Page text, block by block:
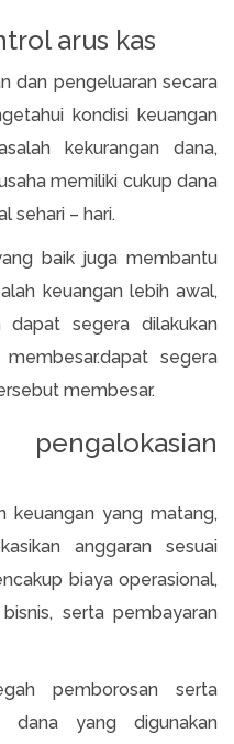
arus kas
dan pengeluaran secara
kondisi keuangan
kekurangan dana,
memiliki cukup dana
sehari – hari.
baik juga membantu
keuangan lebih awal,
dapat segera dilakukan
segera
membesar.
keuangan yang matang,
anggaran sesuai
biaya operasional,
serta pembayaran
pemborosan serta
dana yang digunakan